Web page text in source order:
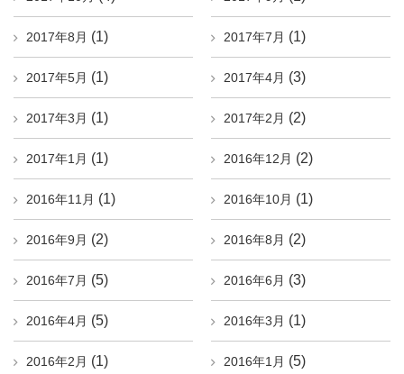
2017年8月 (1) 2017年7月 (1)
2017年5月 (1) 2017年4月 (3)
2017年3月 (1) 2017年2月 (2)
2017年1月 (1) 2016年12月 (2)
2016年11月 (1) 2016年10月 (1)
2016年9月 (2) 2016年8月 (2)
2016年7月 (5) 2016年6月 (3)
2016年4月 (5) 2016年3月 (1)
2016年2月 (1) 2016年1月 (5)